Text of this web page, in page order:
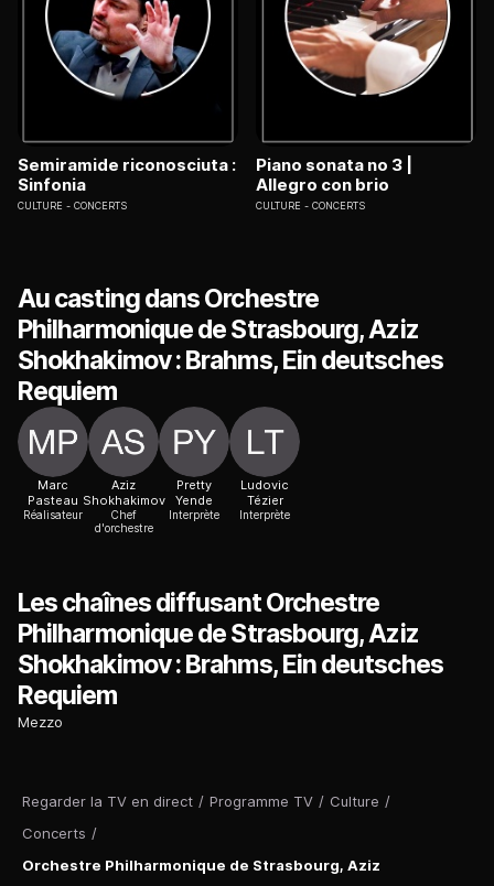
Regarder la TV en direct / Programme TV / Culture /
Concerts /
Orchestre Philharmonique de Strasbourg, Aziz
Semiramide riconosciuta :
Sinfonia
CULTURE CONCERTS
Piano sonata no 3 |
Allegro con brio
CULTURE CONCERTS
Au casting dans Orchestre
Philharmonique de Strasbourg, Aziz
Shokhakimov : Brahms, Ein deutsches
Requiem
Marc
Pasteau
Réalisateur
Aziz
Shokhakimov
Chef
d'orchestre
Pretty
Yende
Interprète
Ludovic
Tézier
Interprète
Les chaînes diffusant Orchestre
Philharmonique de Strasbourg, Aziz
Shokhakimov : Brahms, Ein deutsches
Requiem
Mezzo